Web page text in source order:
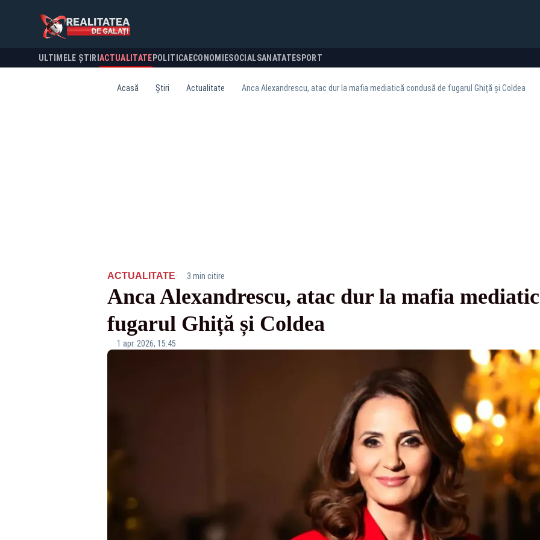
ULTIMELE ȘTIRI ACTUALITATE POLITICA ECONOMIESOCIALSANATATESPORT
Acasă Știri Actualitate Anca Alexandrescu, atac dur la mafia mediatică condusă de fugarul Ghiță și Coldea
ACTUALITATE· 3 min citire
Anca Alexandrescu, atac dur la mafia
fugarul Ghiță și Coldea
1 apr. 2026, 15:45